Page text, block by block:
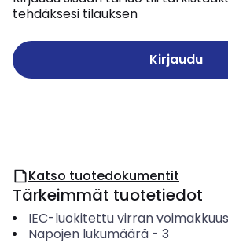
tehdäksesi tilauksen
Kirjaudu
Katso tuotedokumentit
Tärkeimmät tuotetiedot
IEC-luokitettu virran voimakkuus
Napojen lukumäärä- 3